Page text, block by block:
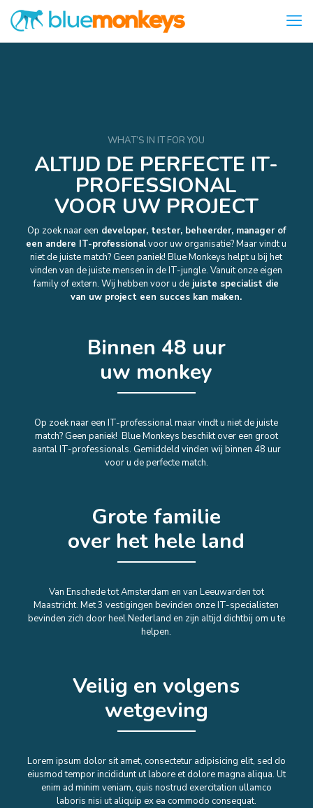
WHAT’S IN IT FOR YOU
ALTIJD DE PERFECTE IT-
PROFESSIONAL
VOOR UW PROJECT
Op zoek naar een developer, tester, beheerder, manager of
een andere IT-professionalvoor uw organisatie? Maar vindt u
niet de juiste match? Geen paniek! Blue Monkeys helpt u bij het
vinden van de juiste mensen in de IT-jungle. Vanuit onze eigen
family of extern. Wij hebben voor u de juiste specialist die
van uw project een succes kan maken.
Binnen 48 uur
uw monkey
Op zoek naar een IT-professional maar vindt u niet de juiste
match? Geen paniek! Blue Monkeys beschikt over een groot
aantal IT-professionals. Gemiddeld vinden wij binnen 48 uur
voor u de perfecte match.
Grote familie
over het hele land
Van Enschede tot Amsterdam en van Leeuwarden tot
Maastricht. Met 3 vestigingen bevinden onze IT-specialisten
bevinden zich door heel Nederland en zijn altijd dichtbij om u te
helpen.
Veilig en volgens
wetgeving
Lorem ipsum dolor sit amet, consectetur adipisicing elit, sed do
eiusmod tempor incididunt ut labore et dolore magna aliqua. Ut
enim ad minim veniam, quis nostrud exercitation ullamco
laboris nisi ut aliquip ex ea commodo consequat.